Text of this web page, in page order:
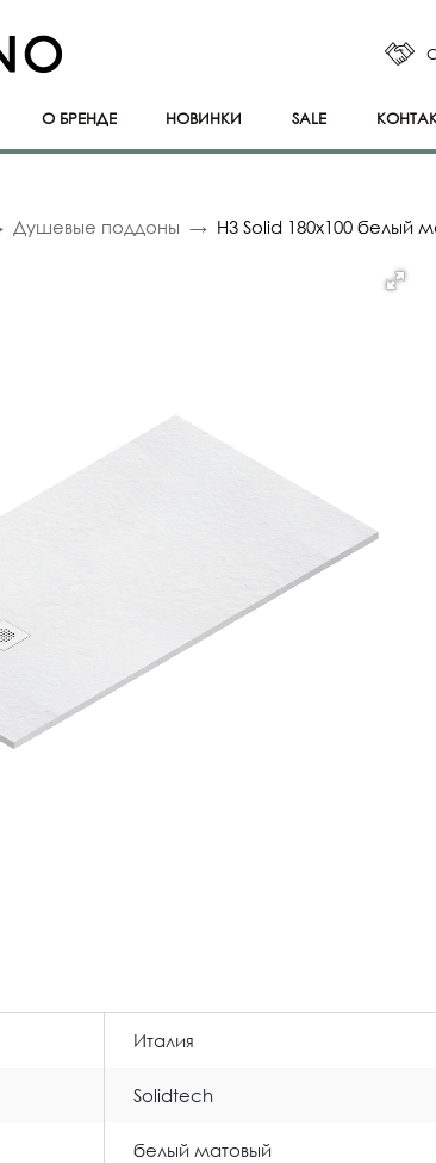
О БРЕНДЕ НОВИНКИ SALE
Душевые поддоны H3 Solid 180x100 белый
Италия
Solidtech
белый матовый